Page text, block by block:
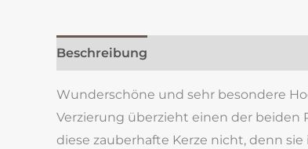
Beschreibung
Wunderschöne und sehr besondere
Verzierung überzieht einen der beiden
diese zauberhafte Kerze nicht, denn